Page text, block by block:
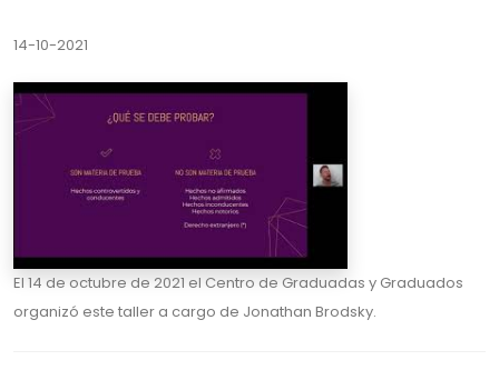
14-10-2021
El 14 de octubre de 2021 el Centro de Graduadas y Graduados
organizó este taller a cargo de Jonathan Brodsky.